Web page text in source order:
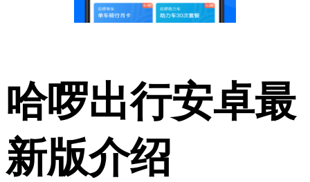
哈啰出行安卓最
新版介绍